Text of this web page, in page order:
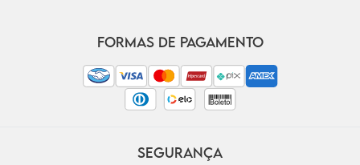
FORMAS DE PAGAMENTO
SEGURANÇA